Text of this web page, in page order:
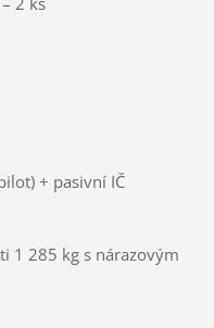
+ pasivní IČ
285 kg s nárazovým